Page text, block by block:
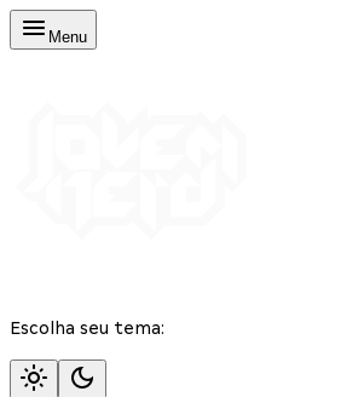
Menu
Escolha seu tema: